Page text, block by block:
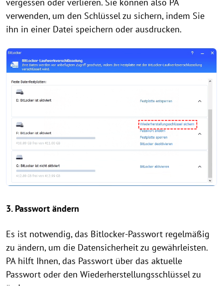
vergessen oder verlieren. Sie können also PA
verwenden, um den Schlüssel zu sichern, indem Sie
ihn in einer Datei speichern oder ausdrucken.
3. Passwort ändern
Es ist notwendig, das Bitlocker-Passwort regelmäßig
zu ändern, um die Datensicherheit zu gewährleisten.
PA hilft Ihnen, das Passwort über das aktuelle
Passwort oder den Wiederherstellungsschlüssel zu